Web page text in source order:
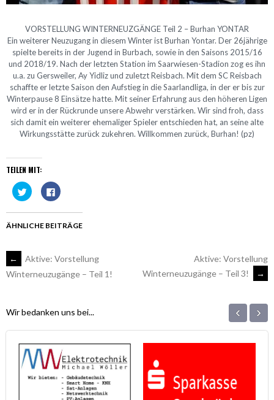
VORSTELLUNG WINTERNEUZGÄNGE Teil 2 – Burhan YONTAR
Ein weiterer Neuzugang in diesem Winter ist Burhan Yontar. Der 26jährige
spielte bereits in der Jugend in Burbach, sowie in den Saisons 2015/16
und 2018/19. Nach der letzten Station im Saarwiesen-Stadion zog es ihn
u.a. zu Gersweiler, Ay Yidliz und zuletzt Reisbach. Mit dem SC Reisbach
schaffte er letzte Saison den Aufstieg in die Saarlandliga, in der er bis zur
Winterpause 8 Einsätze hatte. Mit seiner Erfahrung aus den höheren Ligen
wird er in der Rückrunde unsere Abwehr verstärken. Wir sind froh, dass
sich damit ein weiterer ehemaliger Spieler entschieden hat, an seine alte
Wirkungsstätte zurück zukehren. Willkommen zurück, Burhan! (pz)
TEILEN MIT:
Klick,
um
Twitter
teilen
Fenster
geöffnet)
Klick,
um
Facebook
teilen
Fenster
geöffnet)
ÄHNLICHE BEITRÄGE
ARTIKEL-
←
Aktive: Vorstellung
Winterneuzugänge – Teil 1!
Aktive: Vorstellung
Winterneuzugänge – Teil 3!
→
Wir bedanken uns bei... ‹ ›